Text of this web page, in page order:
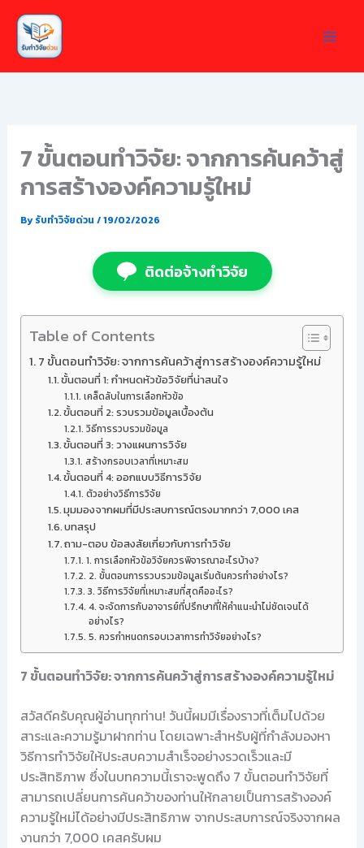
Skip
content
7 ขั้นตอนทำวิจัย: จากการค้นคว้าสู่
การสร้างองค์ความรู้ใหม่
Byรับทำวิจัยด่วน /19/02/2026
ติดต่อจ้างทำวิจัย
Table of Contents
7 ขั้นตอนทำวิจัย: จากการค้นคว้าสู่การสร้างองค์ความรู้ใหม่
ขั้นตอนที่ 1: กำหนดหัวข้อวิจัยที่น่าสนใจ
เคล็ดลับในการเลือกหัวข้อ
ขั้นตอนที่ 2: รวบรวมข้อมูลเบื้องต้น
วิธีการรวบรวมข้อมูล
ขั้นตอนที่ 3: วางแผนการวิจัย
สร้างกรอบเวลาที่เหมาะสม
ขั้นตอนที่ 4: ออกแบบวิธีการวิจัย
ตัวอย่างวิธีการวิจัย
มุมมองจากผมที่มีประสบการณ์ตรงมากกว่า 7,000 เคส
บทสรุป
ถาม-ตอบ ข้อสงสัยเกี่ยวกับการทำวิจัย
1. การเลือกหัวข้อวิจัยควรพิจารณาอะไรบ้าง?
2. ขั้นตอนการรวบรวมข้อมูลเริ่มต้นควรทำอย่างไร?
3. วิธีการวิจัยที่เหมาะสมที่สุดคืออะไร?
4. จะจัดการกับอาจารย์ที่ปรึกษาที่ให้คำแนะนำไม่ชัดเจนได้
อย่างไร?
5. ควรกำหนดกรอบเวลาการทำวิจัยอย่างไร?
7 ขั้นตอนทำวิจัย: จากการค้นคว้าสู่การสร้างองค์ความรู้ใหม่
สวัสดีครับคุณผู้อ่านทุกท่าน! วันนี้ผมมีเรื่องราวที่เต็มไปด้วย
สาระและความรู้มาฝากท่าน โดยเฉพาะสำหรับผู้ที่กำลังมองหา
วิธีการทำวิจัยให้ประสบความสำเร็จอย่างรวดเร็วและมี
ประสิทธิภาพ ซึ่งในบทความนี้เราจะพูดถึง 7 ขั้นตอนทำวิจัยที่
สามารถเปลี่ยนการค้นคว้าของท่านให้กลายเป็นการสร้างองค์
ความรู้ใหม่ได้อย่างมีประสิทธิภาพ จากประสบการณ์จริงจากผล
งานกว่า 7,000 เคสครับผม